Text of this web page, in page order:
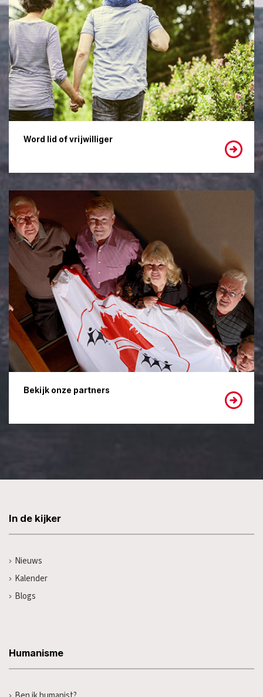
Word lid of vrijwilliger
Bekijk onze partners
In de kijker
Nieuws
Kalender
Blogs
Humanisme